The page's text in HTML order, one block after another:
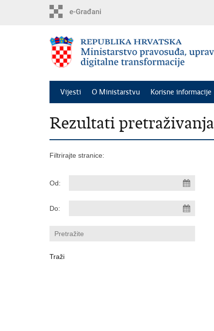
Vijesti O Ministarstvu Korisne informacije
Rezultati pretraživanja
Filtrirajte stranice:
Od:
Do: